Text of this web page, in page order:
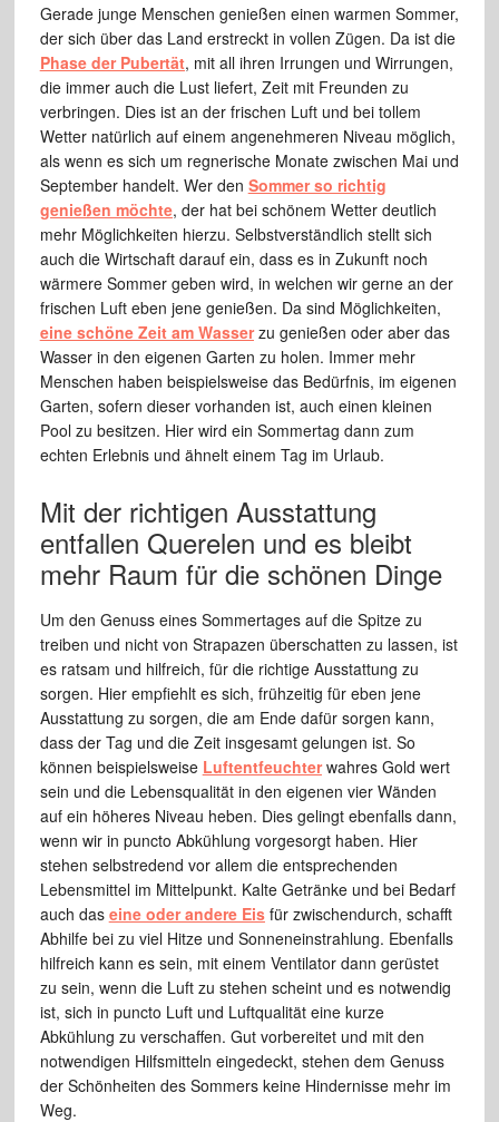
Gerade junge Menschen genießen einen warmen Sommer,
der sich über das Land erstreckt in vollen Zügen. Da ist die
Phase der Pubertät, mit all ihren Irrungen und Wirrungen,
die immer auch die Lust liefert, Zeit mit Freunden zu
verbringen. Dies ist an der frischen Luft und bei tollem
Wetter natürlich auf einem angenehmeren Niveau möglich,
als wenn es sich um regnerische Monate zwischen Mai und
September handelt. Wer den Sommer so richtig
genießen möchte, der hat bei schönem Wetter deutlich
mehr Möglichkeiten hierzu. Selbstverständlich stellt sich
auch die Wirtschaft darauf ein, dass es in Zukunft noch
wärmere Sommer geben wird, in welchen wir gerne an der
frischen Luft eben jene genießen. Da sind Möglichkeiten,
eine schöne Zeit am Wasserzu genießen oder aber das
Wasser in den eigenen Garten zu holen. Immer mehr
Menschen haben beispielsweise das Bedürfnis, im eigenen
Garten, sofern dieser vorhanden ist, auch einen kleinen
Pool zu besitzen. Hier wird ein Sommertag dann zum
echten Erlebnis und ähnelt einem Tag im Urlaub.
Mit der richtigen Ausstattung
entfallen Querelen und es bleibt
mehr Raum für die schönen Dinge
Um den Genuss eines Sommertages auf die Spitze zu
treiben und nicht von Strapazen überschatten zu lassen, ist
es ratsam und hilfreich, für die richtige Ausstattung zu
sorgen. Hier empfiehlt es sich, frühzeitig für eben jene
Ausstattung zu sorgen, die am Ende dafür sorgen kann,
dass der Tag und die Zeit insgesamt gelungen ist. So
können beispielsweise Luftentfeuchterwahres Gold wert
sein und die Lebensqualität in den eigenen vier Wänden
auf ein höheres Niveau heben. Dies gelingt ebenfalls dann,
wenn wir in puncto Abkühlung vorgesorgt haben. Hier
stehen selbstredend vor allem die entsprechenden
Lebensmittel im Mittelpunkt. Kalte Getränke und bei Bedarf
auch das eine oder andere Eisfür zwischendurch, schafft
Abhilfe bei zu viel Hitze und Sonneneinstrahlung. Ebenfalls
hilfreich kann es sein, mit einem Ventilator dann gerüstet
zu sein, wenn die Luft zu stehen scheint und es notwendig
ist, sich in puncto Luft und Luftqualität eine kurze
Abkühlung zu verschaffen. Gut vorbereitet und mit den
notwendigen Hilfsmitteln eingedeckt, stehen dem Genuss
der Schönheiten des Sommers keine Hindernisse mehr im
Weg.